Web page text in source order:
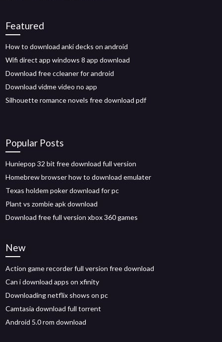
Featured
How to download anki decks on android
Wifi direct app windows 8 app download
Download free ccleaner for android
Download vidme video no app
Silhouette romance novels free download pdf
Popular Posts
Huniepop 32 bit free download full version
Homebrew browser how to download emulater
Texas holdem poker download for pc
Plant vs zombie apk download
Download free full version xbox 360 games
New
Action game recorder full version free download
Can i download apps on xfinity
Downloading netflix shows on pc
Camtasia download full torrent
Android 5.0 rom download